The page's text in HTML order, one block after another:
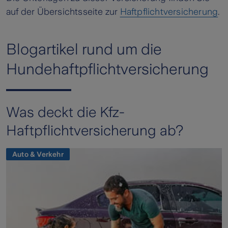
auf der Übersichtsseite zur Haftpflichtversicherung.
Blogartikel rund um die
Hundehaftpflichtversicherung
Auto & Verkehr
Was deckt die Kfz-
Haftpflichtversicherung ab?